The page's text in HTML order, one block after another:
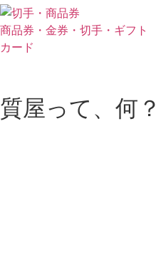
商品券・金券・切手・ギフト
カード
質屋って、何？